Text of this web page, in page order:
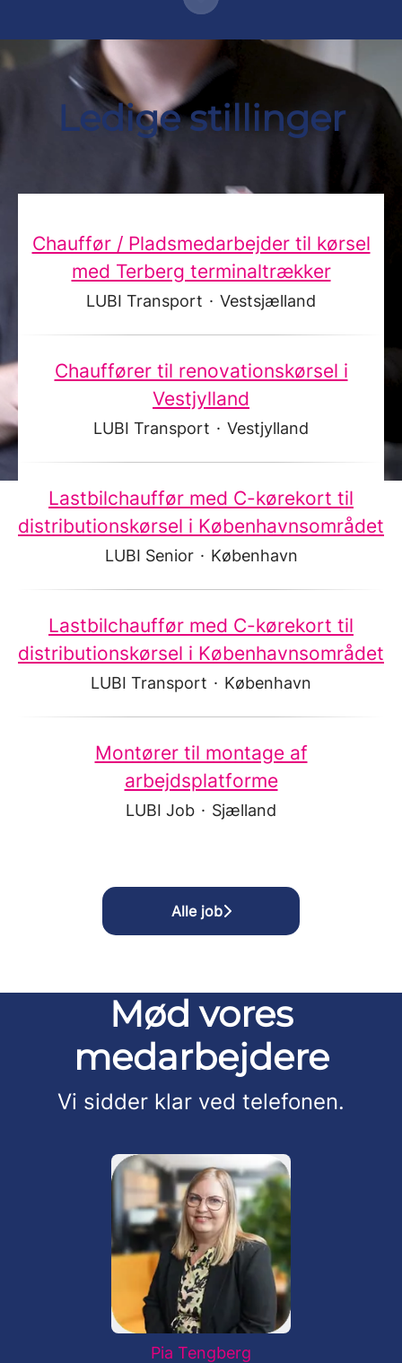
Ledige stillinger
Chauffør / Pladsmedarbejder til kørsel
med Terberg terminaltrækker
LUBI Transport · Vestsjælland
Chauffører til renovationskørsel i
Vestjylland
LUBI Transport · Vestjylland
Lastbilchauffør med C-kørekort til
distributionskørsel i Københavnsområdet
LUBI Senior · København
Lastbilchauffør med C-kørekort til
distributionskørsel i Københavnsområdet
LUBI Transport · København
Montører til montage af
arbejdsplatforme
LUBI Job · Sjælland
Alle job
Mød vores
medarbejdere
Vi sidder klar ved telefonen.
Pia Tengberg